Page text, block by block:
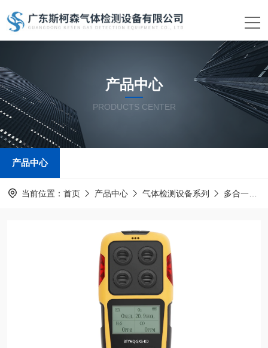
产品中心
PRODUCTS CENTER
产品中心
当前位置： 首页 产品中心 气体检测设备系列 多合一气体检测仪